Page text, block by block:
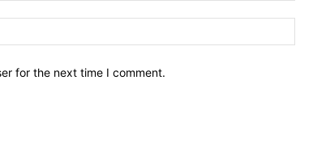
for the next time I comment.